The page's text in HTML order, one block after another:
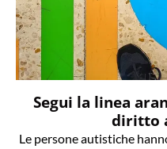
Segui la linea
diritto
Le persone autistiche